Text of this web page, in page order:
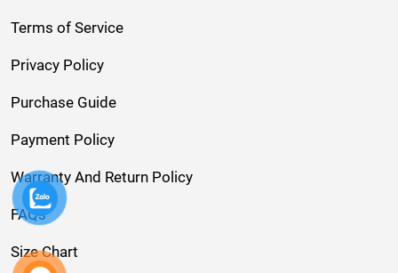
Terms of Service
Privacy Policy
Purchase Guide
Payment Policy
Warranty And Return Policy
FAQs
Size Chart